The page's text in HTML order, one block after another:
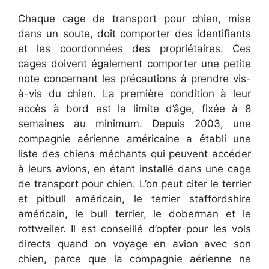
Chaque cage de transport pour chien, mise
dans un soute, doit comporter des identifiants
et les coordonnées des propriétaires. Ces
cages doivent également comporter une petite
note concernant les précautions à prendre vis-
à-vis du chien. La première condition à leur
accès à bord est la limite d’âge, fixée à 8
semaines au minimum. Depuis 2003, une
compagnie aérienne américaine a établi une
liste des chiens méchants qui peuvent accéder
à leurs avions, en étant installé dans une cage
de transport pour chien. L’on peut citer le terrier
et pitbull américain, le terrier staffordshire
américain, le bull terrier, le doberman et le
rottweiler. Il est conseillé d’opter pour les vols
directs quand on voyage en avion avec son
chien, parce que la compagnie aérienne ne